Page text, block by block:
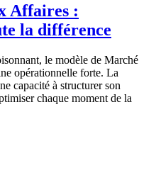
Affaires :
la différence
le modèle de Marché
opérationnelle forte. La
capacité à structurer son
chaque moment de la